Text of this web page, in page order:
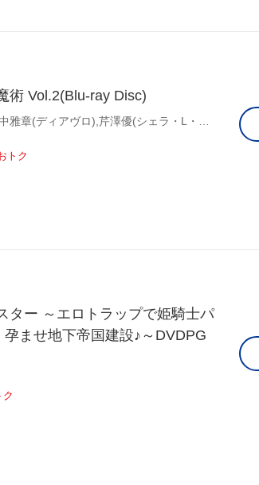
術 Vol.2(Blu-ray Disc)
トク
ター ～エロトラップで姫騎士パ
ませ地下帝国建設♪～DVDPG